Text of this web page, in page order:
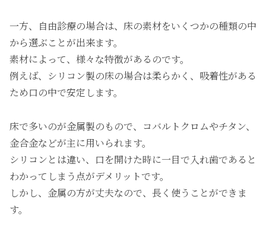
一方、自由診療の場合は、床の素材をいくつかの種類の中
から選ぶことが出来ます。
素材によって、様々な特徴があるのです。
例えば、シリコン製の床の場合は柔らかく、吸着性がある
ため口の中で安定します。
床で多いのが金属製のもので、コバルトクロムやチタン、
金合金などが主に用いられます。
シリコンとは違い、口を開けた時に一目で入れ歯であると
わかってしまう点がデメリットです。
しかし、金属の方が丈夫なので、長く使うことができま
す。